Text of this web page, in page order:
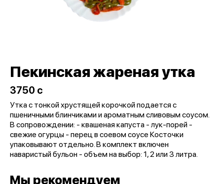
Пекинская жареная утка
3750 c
Утка с тонкой хрустящей корочкой подается с
пшеничными блинчиками и ароматным сливовым соусом.
В сопровождении: - квашеная капуста - лук-порей -
свежие огурцы - перец в соевом соусе Косточки
упаковывают отдельно. В комплект включен
наваристый бульон - объем на выбор: 1, 2 или 3 литра.
Мы рекомендуем